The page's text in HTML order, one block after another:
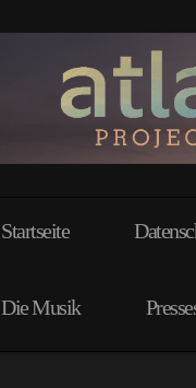
Startseite
Die Musik